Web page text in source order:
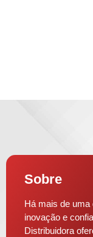
Sobre
Há mais de uma
inovação e
Distribuidora